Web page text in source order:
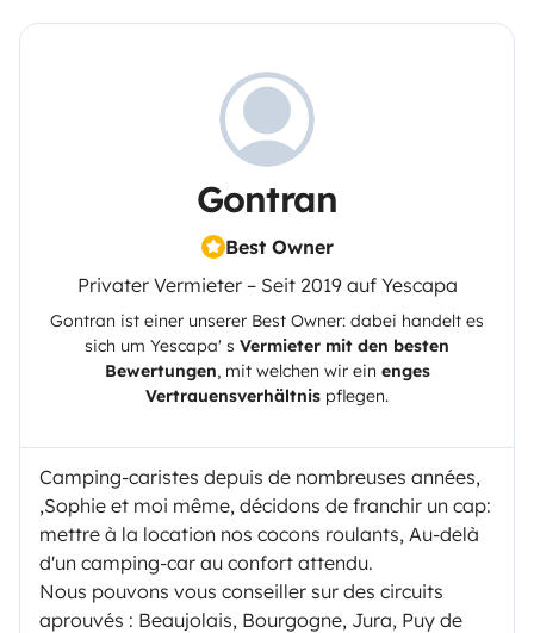
Gontran
Best Owner
Privater Vermieter – Seit 2019 auf Yescapa
Gontran ist einer unserer Best Owner: dabei handelt es
sich um Yescapa' s Vermieter mit den besten
Bewertungen, mit welchen wir ein enges
Vertrauensverhältnis pflegen.
Camping-caristes depuis de nombreuses années,
,Sophie et moi même, décidons de franchir un cap:
mettre à la location nos cocons roulants, Au-delà
d'un camping-car au confort attendu.
Nous pouvons vous conseiller sur des circuits
aprouvés : Beaujolais, Bourgogne, Jura, Puy de